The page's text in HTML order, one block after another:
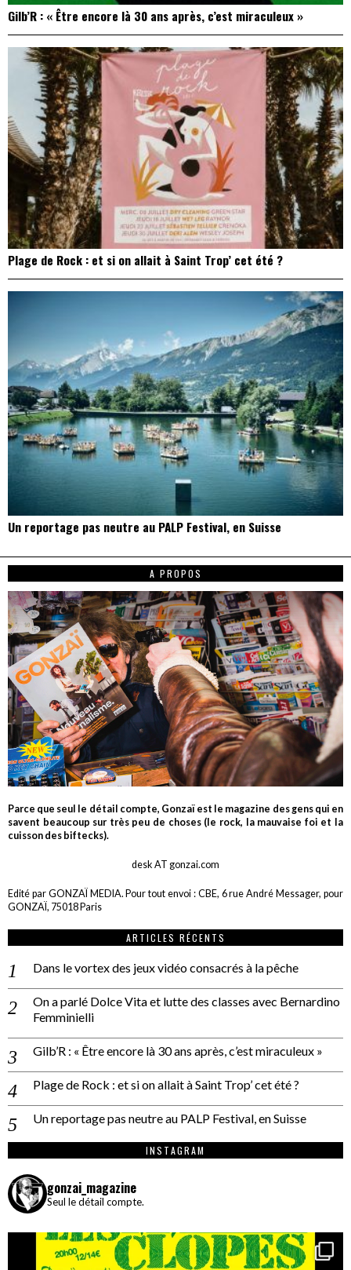
Gilb’R : « Être encore là 30 ans après, c’est miraculeux »
Plage de Rock : et si on allait à Saint Trop’ cet été ?
Un reportage pas neutre au PALP Festival, en Suisse
A PROPOS
Parce que seul le détail compte, Gonzaï est le magazine des gens qui en
savent beaucoup sur très peu de choses (le rock, la mauvaise foi et la
cuisson des biftecks).
desk AT gonzai.com
Edité par GONZAÏ MEDIA. Pour tout envoi : CBE, 6 rue André Messager, pour
GONZAÏ, 75018 Paris
ARTICLES RÉCENTS
Dans le vortex des jeux vidéo consacrés à la pêche
On a parlé Dolce Vita et lutte des classes avec Bernardino
Femminielli
Gilb’R : « Être encore là 30 ans après, c’est miraculeux »
Plage de Rock : et si on allait à Saint Trop’ cet été ?
Un reportage pas neutre au PALP Festival, en Suisse
INSTAGRAM
gonzai_magazine
Seul le détail compte.